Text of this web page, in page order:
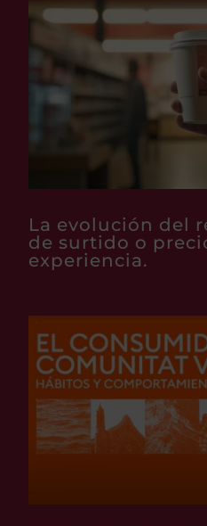
La evolución del
de surtido o
experiencia.